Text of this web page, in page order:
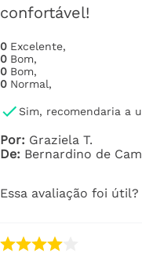
confortável!
0 Excelente,
0 Bom,
0 Bom,
0 Normal,
Sim, recomendaria a
Por: Graziela T.
De: Bernardino de
Essa avaliação foi útil?